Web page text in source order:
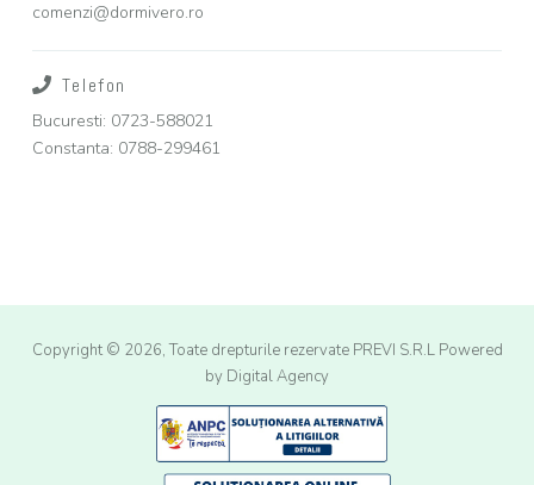
comenzi@dormivero.ro
Telefon
Bucuresti: 0723-588021
Constanta: 0788-299461
Copyright © 2026, Toate drepturile rezervate PREVI S.R.L Powered
by Digital Agency